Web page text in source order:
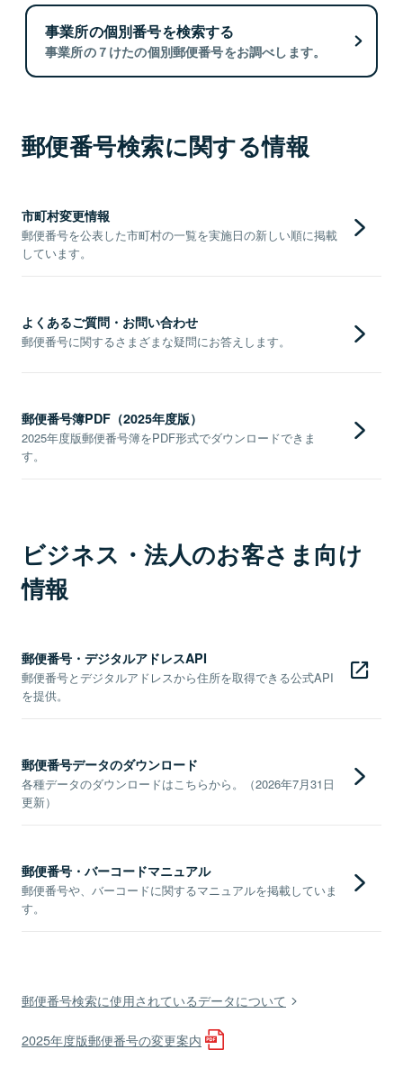
事業所の個別番号を検索する
事業所の７けたの個別郵便番号をお調べします。
郵便番号検索に関する情報
市町村変更情報
郵便番号を公表した市町村の一覧を実施日の新しい順に掲載
しています。
よくあるご質問・お問い合わせ
郵便番号に関するさまざまな疑問にお答えします。
郵便番号簿PDF（2025年度版）
2025年度版郵便番号簿をPDF形式でダウンロードできま
す。
ビジネス・法人のお客さま向け
情報
郵便番号・デジタルアドレスAPI
郵便番号とデジタルアドレスから住所を取得できる公式API
を提供。
郵便番号データのダウンロード
各種データのダウンロードはこちらから。（2026年7月31日
更新）
郵便番号・バーコードマニュアル
郵便番号や、バーコードに関するマニュアルを掲載していま
す。
郵便番号検索に使用されているデータについて
2025年度版郵便番号の変更案内